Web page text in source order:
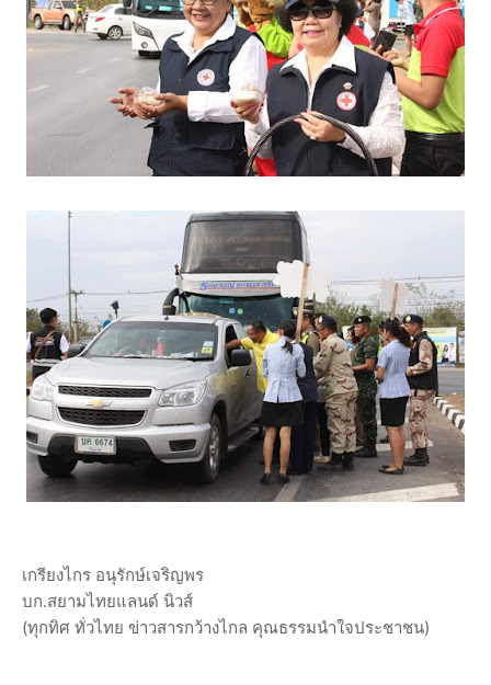
เกรียงไกร อนุรักษ์เจริญพร
บก.สยามไทยแลนด์ นิวส์
(ทุกทิศ ทั่วไทย ข่าวสารกว้างไกล คุณธรรมนำใจประชาชน)